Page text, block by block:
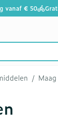
vanaf € 50
/